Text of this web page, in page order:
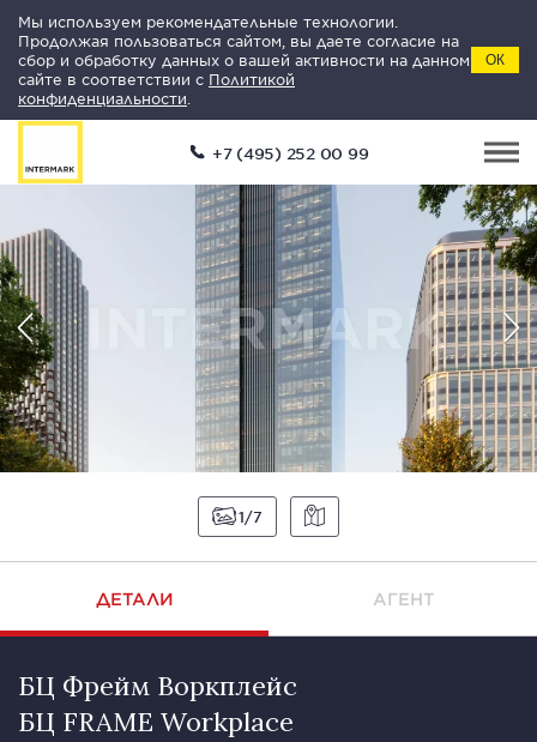
Мы используем рекомендательные технологии.
Продолжая пользоваться сайтом, вы даете согласие на
сбор и обработку данных о вашей активности на данном
сайте в соответствии с Политикой
конфиденциальности
ОК
+7 (495) 252 00 99
1 7
ДЕТАЛИ АГЕНТ
БЦ Фрейм Воркплейс
БЦ FRAME Workplace